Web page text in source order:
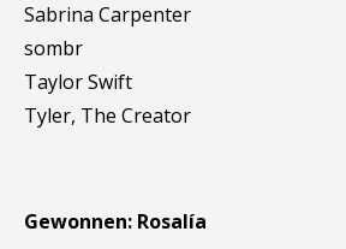
Sabrina Carpenter
sombr
Taylor Swift
Tyler, The Creator
Gewonnen: Rosalía